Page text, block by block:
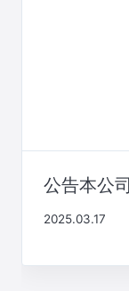
公告本公
2025.03.17